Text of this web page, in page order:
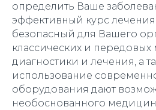
определить Ваше
эффективный курс
безопасный для Вашего
классических и передовых
диагностики и лечения, а
использование
оборудования дают
необоснованного